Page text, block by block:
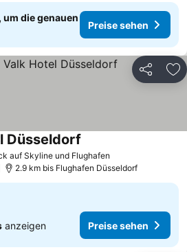
um die genauen
Preise sehen
Teilen
auf Skyline und Flughafen
Düsseldorf
2.9 km bis Flughafen Düsseldorf
anzeigen Preise sehen